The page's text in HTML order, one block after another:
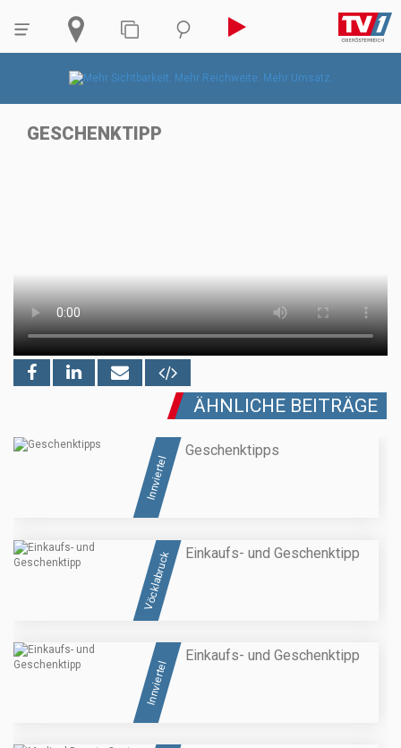
GESCHENKTIPP
ÄHNLICHE BEITRÄGE
Innviertel
Geschenktipps
Vöcklabruck Einkaufs- und Geschenktipp
Innviertel
Einkaufs- und Geschenktipp